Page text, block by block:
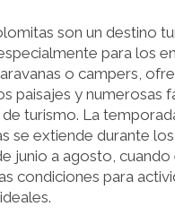
son un destino
para los
o campers,
paisajes y numerosas
turismo. La
se extiende durante
junio a agosto, cuando
condiciones para